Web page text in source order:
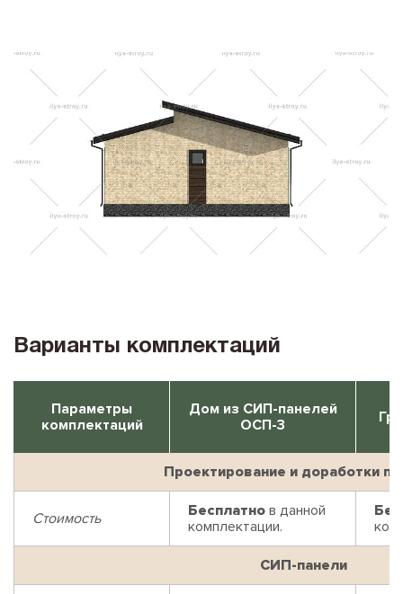
Варианты комплектаций
Параметры
комплектаций
Дом из СИП-панелей
ОСП-3
Проектирование и доработки
Стоимость Бесплатно в данной
комплектации.
СИП-панели